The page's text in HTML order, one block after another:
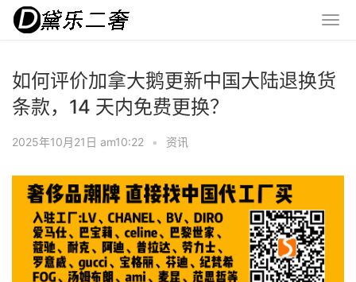
如何评价加拿大鹅更新中国大陆退换货
条款，14 天内免费更换？
2025年10月21日 am10:22 • 资讯